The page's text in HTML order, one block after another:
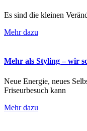
Es sind die kleinen
Mehr dazu
Mehr als Styling – wir
Neue Energie, neues
Friseurbesuch kann
Mehr dazu